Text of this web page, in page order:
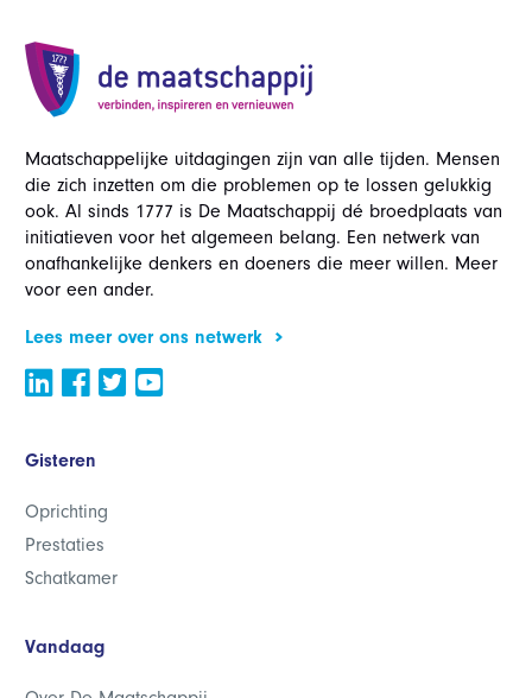
Maatschappelijke uitdagingen zijn van alle tijden. Mensen
die zich inzetten om die problemen op te lossen gelukkig
ook. Al sinds 1777 is De Maatschappij dé broedplaats van
initiatieven voor het algemeen belang. Een netwerk van
onafhankelijke denkers en doeners die meer willen. Meer
voor een ander.
Lees meer over ons netwerk
Gisteren
Oprichting
Prestaties
Schatkamer
Vandaag